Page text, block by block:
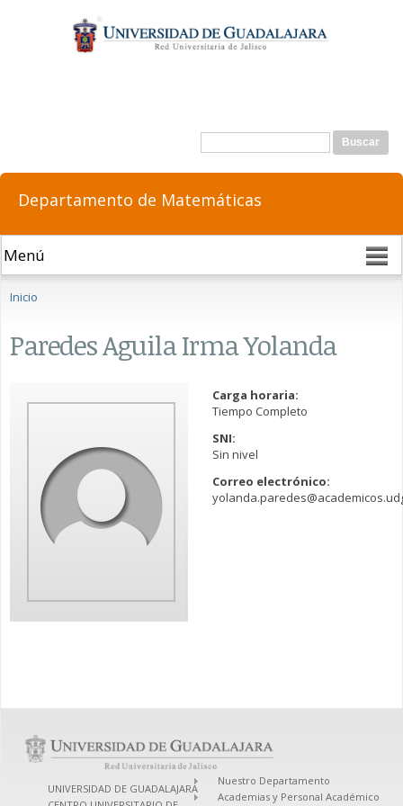
contenido
principal
Formulario de búsqueda
Buscar
Departamento de Matemáticas
Inicio
Paredes Aguila Irma Yolanda
Carga horaria:
Tiempo Completo
SNI:
Sin nivel
Correo electrónico:
UNIVERSIDAD DE GUADALAJARA
Nuestro Departamento
Academias y Personal Académico